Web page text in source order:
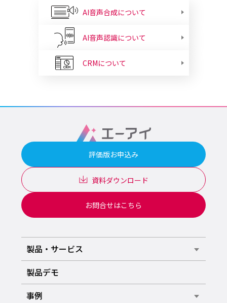
AI音声合成について
AI音声認識について
CRMについて
評価版お申込み
資料ダウンロード
お問合せはこちら
製品・サービス
製品デモ
事例